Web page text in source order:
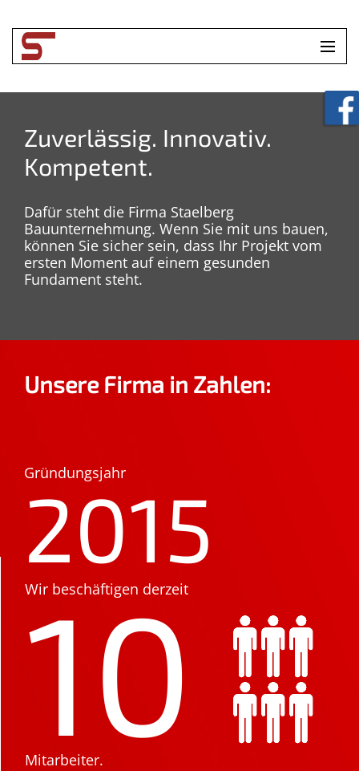
LEISTUNGEN
TOOLBOX
KONTAKT
Zuverlässig. Innovativ.
Kompetent.
Dafür steht die Firma Staelberg
Bauunternehmung. Wenn Sie mit uns bauen,
können Sie sicher sein, dass Ihr Projekt vom
ersten Moment auf einem gesunden
Fundament steht.
Unsere Firma in Zahlen:
Gründungsjahr
2015
Wir beschäftigen derzeit
10
Mitarbeiter.